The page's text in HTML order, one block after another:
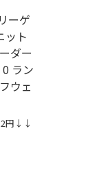
ーゲ
ット
ダー
ラン
ウェ
円↓↓